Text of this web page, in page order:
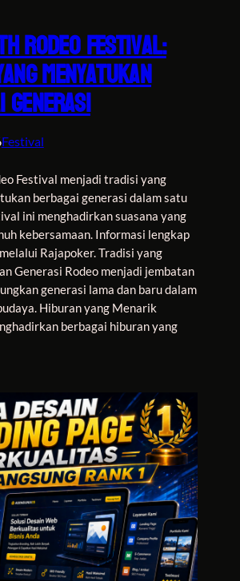
Rodeo Festival:
Menyatukan
Festival
Festival menjadi tradisi yang
berbagai generasi dalam satu
ini menghadirkan suasana yang
kebersamaan. Informasi lengkap
Rajapoker. Tradisi yang
Generasi Rodeo menjadi jembatan
generasi lama dan baru dalam
Hiburan yang Menarik
berbagai hiburan yang